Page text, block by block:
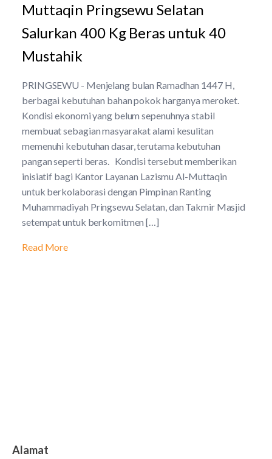
Muttaqin Pringsewu Selatan
Salurkan 400 Kg Beras untuk 40
Mustahik
PRINGSEWU - Menjelang bulan Ramadhan 1447 H,
berbagai kebutuhan bahan pokok harganya meroket.
Kondisi ekonomi yang belum sepenuhnya stabil
membuat sebagian masyarakat alami kesulitan
memenuhi kebutuhan dasar, terutama kebutuhan
pangan seperti beras. Kondisi tersebut memberikan
inisiatif bagi Kantor Layanan Lazismu Al-Muttaqin
untuk berkolaborasi dengan Pimpinan Ranting
Muhammadiyah Pringsewu Selatan, dan Takmir Masjid
setempat untuk berkomitmen […]
Read More
Alamat